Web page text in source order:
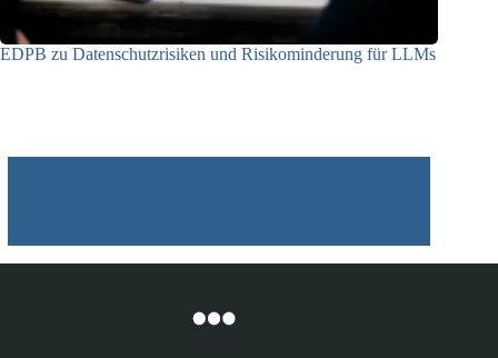
EDPB zu Datenschutzrisiken und Risikominderung für LLMs